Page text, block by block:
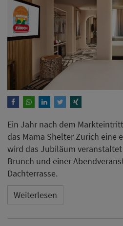
Ein Jahr nach dem
das Mama Shelter Zurich eine
wird das Jubiläum
Brunch und einer
Dachterrasse.
Weiterlesen